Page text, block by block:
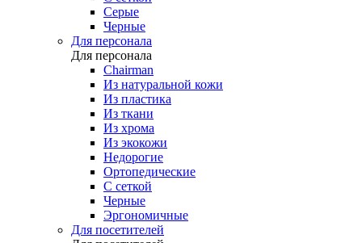
Серые
Черные
Для персонала
Для персонала
Chairman
Из натуральной кожи
Из пластика
Из ткани
Из хрома
Из экокожи
Недорогие
Ортопедические
С сеткой
Черные
Эргономичные
Для посетителей